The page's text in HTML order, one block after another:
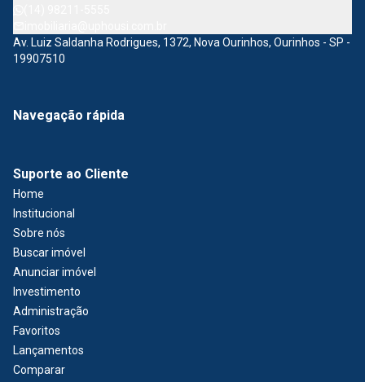
Av. Luiz Saldanha Rodrigues, 1372, Nova Ourinhos, Ourinhos - SP -
19907510
Navegação rápida
Suporte ao Cliente
Home
Institucional
Sobre nós
Buscar imóvel
Anunciar imóvel
Investimento
Administração
Favoritos
Lançamentos
Comparar